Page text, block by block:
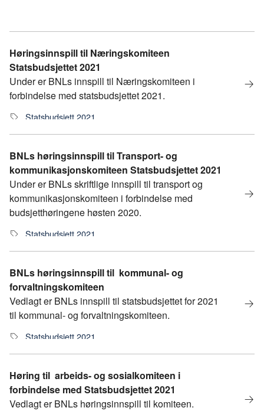
Høringsinnspill til Næringskomiteen
Statsbudsjettet 2021
Under er BNLs innspill til Næringskomiteen i
forbindelse med statsbudsjettet 2021.
Statsbudsjett 2021
BNLs høringsinnspill til Transport- og
kommunikasjonskomiteen Statsbudsjettet 2021
Under er BNLs skriftlige innspill til transport og
kommunikasjonskomiteen i forbindelse med
budsjetthøringene høsten 2020.
Statsbudsjett 2021
BNLs høringsinnspill til kommunal- og
forvaltningskomiteen
Vedlagt er BNLs innspill til statsbudsjettet for 2021
til kommunal- og forvaltningskomiteen.
Statsbudsjett 2021
Høring til arbeids- og sosialkomiteen i
forbindelse med Statsbudsjettet 2021
Vedlagt er BNLs høringsinnspill til komiteen.